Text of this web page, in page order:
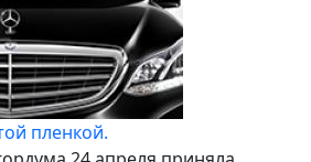
пленкой.